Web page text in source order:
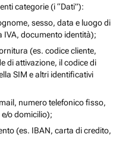
categorie (i “Dati”):
sesso, data e luogo di
IVA, documento identità);
(es. codice cliente,
di attivazione, il codice di
SIM e altri identificativi
numero telefonico fisso,
e/o domicilio);
(es. IBAN, carta di credito,